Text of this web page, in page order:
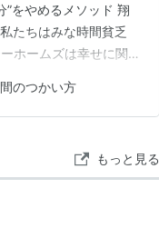
”をやめるメソッド 翔
たちはみな時間貧乏
ホームズは幸せに関す
のつかい方
もっと見る